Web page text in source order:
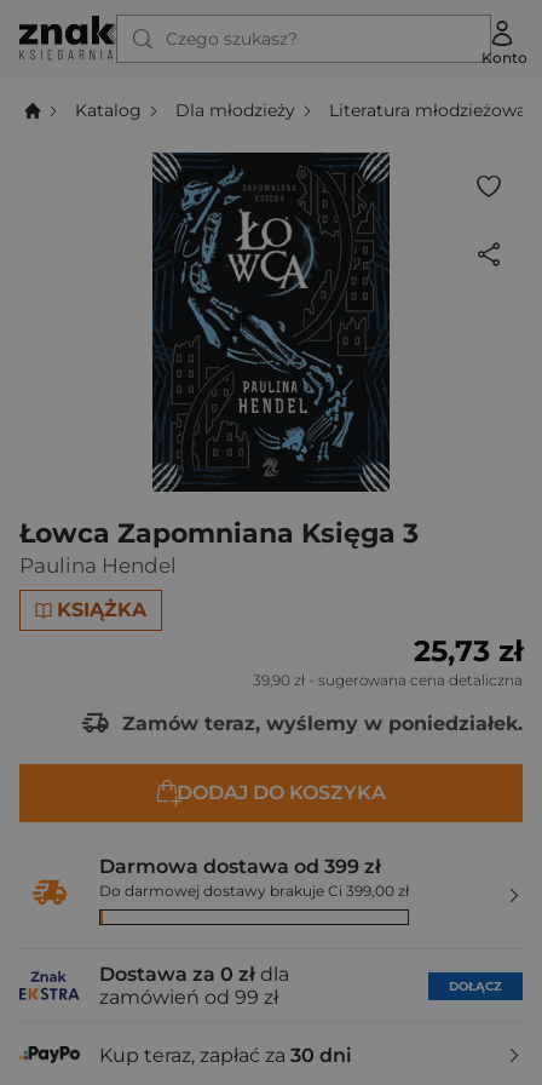
Czego szukasz?
Konto
Katalog Dla młodzieży Literatura młodzieżowa
Łowca Zapomniana Księga 3
Paulina Hendel
KSIĄŻKA
25,73 zł
39,90 zł - sugerowana cena detaliczna
Zamów teraz, wyślemy w poniedziałek.
DODAJ DO KOSZYKA
Darmowa dostawa od 399 zł
Do darmowej dostawy brakuje Ci 399,00 zł
Dostawa za 0 zł dla
zamówień od 99 zł
DOŁĄCZ
Kup teraz, zapłać za 30 dni